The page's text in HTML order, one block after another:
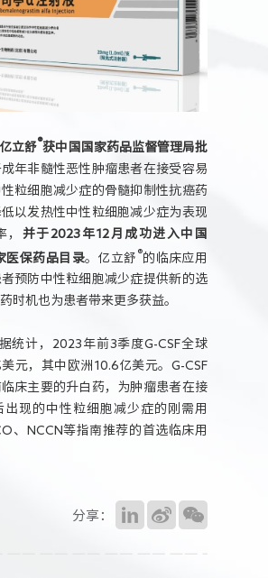
立舒®获中国国家药品监督管理局批
成年非髓性恶性肿瘤患者在接受容易
粒细胞减少症的骨髓抑制性抗癌药
以发热性中性粒细胞减少症为表现
， 并于2023年12月成功进入中国
医保药品目录。亿立舒 ®的临床应用
预防中性粒细胞减少症提供新的选
时机也为患者带来更多获益。
统计，2023年前3季度G-CSF全球
元，其中欧洲10.6亿美元。G-CSF
床主要的升白药，为肿瘤患者在接
出现的中性粒细胞减少症的刚需用
、NCCN等指南推荐的首选临床用
分享：